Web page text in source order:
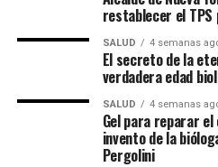
restablecer el TPS
SALUD 4 semanas
El secreto de la
verdadera edad
SALUD 4 semanas
Gel para reparar
invento de la
Pergolini